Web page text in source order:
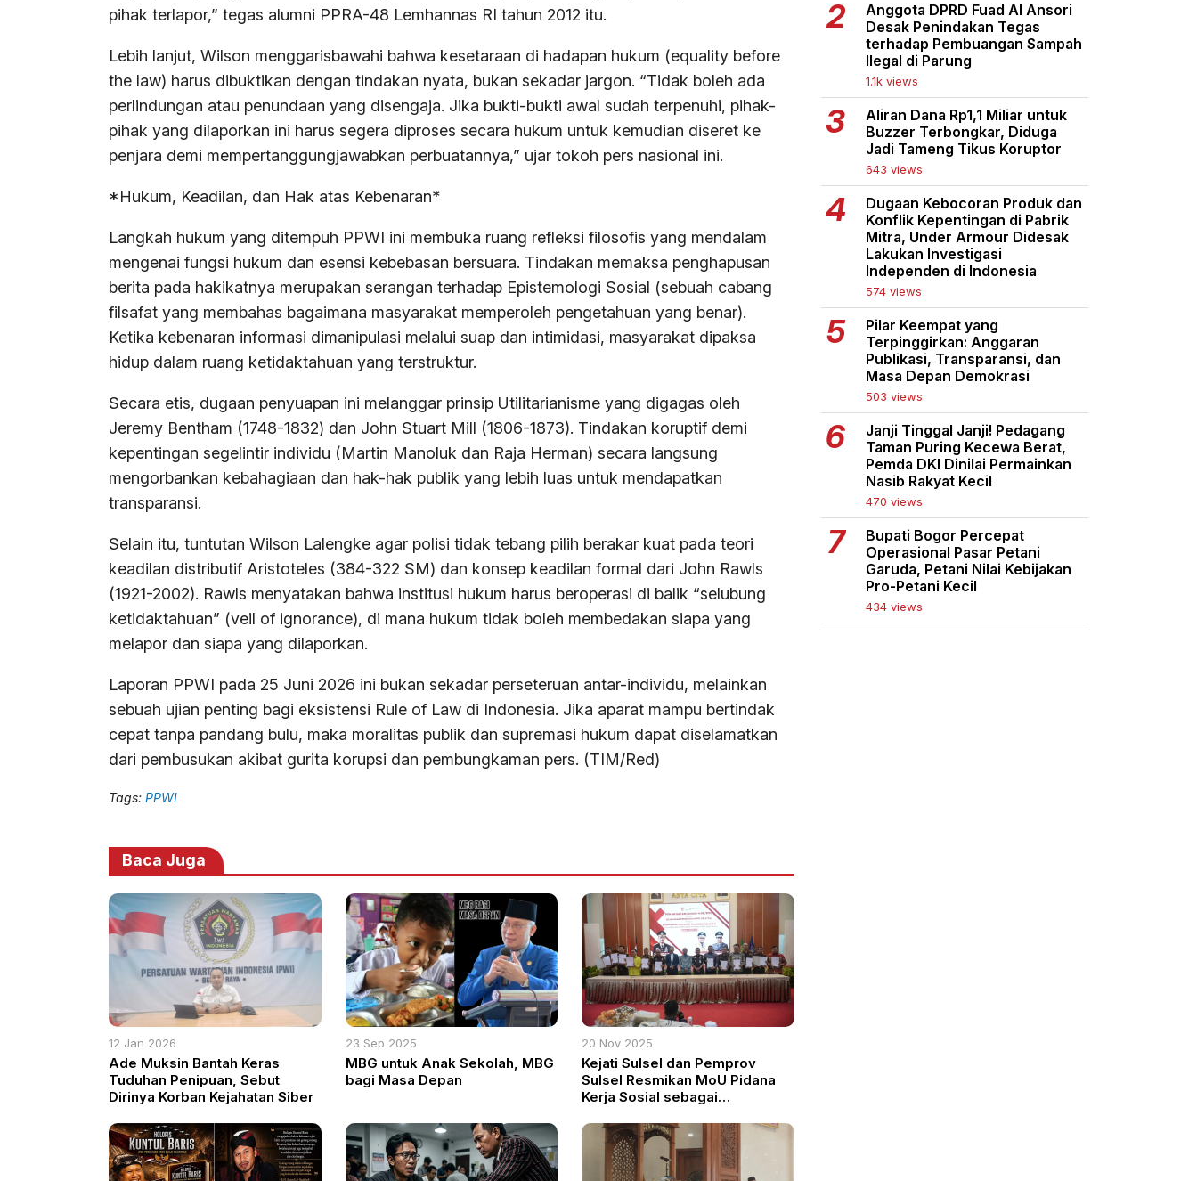
pihak terlapor,” tegas alumni PPRA-48 Lemhannas RI tahun 2012 itu.
Lebih lanjut, Wilson menggarisbawahi bahwa kesetaraan di hadapan hukum (equality before
the law) harus dibuktikan dengan tindakan nyata, bukan sekadar jargon. “Tidak boleh ada
perlindungan atau penundaan yang disengaja. Jika bukti-bukti awal sudah terpenuhi, pihak-
pihak yang dilaporkan ini harus segera diproses secara hukum untuk kemudian diseret ke
penjara demi mempertanggungjawabkan perbuatannya,” ujar tokoh pers nasional ini.
*Hukum, Keadilan, dan Hak atas Kebenaran*
Langkah hukum yang ditempuh PPWI ini membuka ruang refleksi filosofis yang mendalam
mengenai fungsi hukum dan esensi kebebasan bersuara. Tindakan memaksa penghapusan
berita pada hakikatnya merupakan serangan terhadap Epistemologi Sosial (sebuah cabang
filsafat yang membahas bagaimana masyarakat memperoleh pengetahuan yang benar).
Ketika kebenaran informasi dimanipulasi melalui suap dan intimidasi, masyarakat dipaksa
hidup dalam ruang ketidaktahuan yang terstruktur.
Secara etis, dugaan penyuapan ini melanggar prinsip Utilitarianisme yang digagas oleh
Jeremy Bentham (1748-1832) dan John Stuart Mill (1806-1873). Tindakan koruptif demi
kepentingan segelintir individu (Martin Manoluk dan Raja Herman) secara langsung
mengorbankan kebahagiaan dan hak-hak publik yang lebih luas untuk mendapatkan
transparansi.
Selain itu, tuntutan Wilson Lalengke agar polisi tidak tebang pilih berakar kuat pada teori
keadilan distributif Aristoteles (384-322 SM) dan konsep keadilan formal dari John Rawls
(1921-2002). Rawls menyatakan bahwa institusi hukum harus beroperasi di balik “selubung
ketidaktahuan” (veil of ignorance), di mana hukum tidak boleh membedakan siapa yang
melapor dan siapa yang dilaporkan.
Laporan PPWI pada 25 Juni 2026 ini bukan sekadar perseteruan antar-individu, melainkan
sebuah ujian penting bagi eksistensi Rule of Law di Indonesia. Jika aparat mampu bertindak
cepat tanpa pandang bulu, maka moralitas publik dan supremasi hukum dapat diselamatkan
dari pembusukan akibat gurita korupsi dan pembungkaman pers. (TIM/Red)
Tags: PPWI
Baca Juga
12 Jan 2026
Ade Muksin Bantah Keras
Tuduhan Penipuan, Sebut
Dirinya Korban Kejahatan Siber
23 Sep 2025
MBG untuk Anak Sekolah, MBG
bagi Masa Depan
20 Nov 2025
Kejati Sulsel dan Pemprov
Sulsel Resmikan MoU Pidana
Kerja Sosial sebagai
Anggota DPRD Fuad Al Ansori
Desak Penindakan Tegas
terhadap Pembuangan Sampah
Ilegal di Parung
1.1k views
Aliran Dana Rp1,1 Miliar untuk
Buzzer Terbongkar, Diduga
Jadi Tameng Tikus Koruptor
643 views
Dugaan Kebocoran Produk dan
Konflik Kepentingan di Pabrik
Mitra, Under Armour Didesak
Lakukan Investigasi
Independen di Indonesia
574 views
Pilar Keempat yang
Terpinggirkan: Anggaran
Publikasi, Transparansi, dan
Masa Depan Demokrasi
503 views
Janji Tinggal Janji! Pedagang
Taman Puring Kecewa Berat,
Pemda DKI Dinilai Permainkan
Nasib Rakyat Kecil
470 views
Bupati Bogor Percepat
Operasional Pasar Petani
Garuda, Petani Nilai Kebijakan
Pro-Petani Kecil
434 views